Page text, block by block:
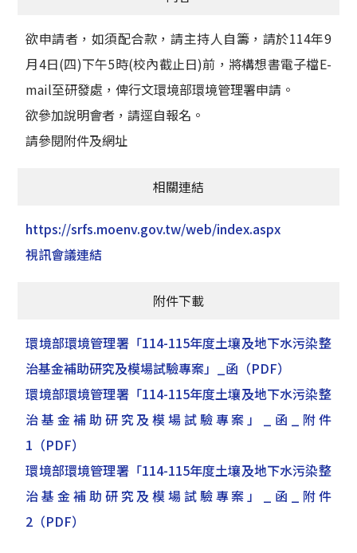
欲申請者，如須配合款，請主持人自籌，請於114年9
月4日(四)下午5時(校內截止日)前，將構想書電子檔E-
mail至研發處，俾行文環境部環境管理署申請。
欲參加說明會者，請逕自報名。
請參閱附件及網址
相關連結
https://srfs.moenv.gov.tw/web/index.aspx
視訊會議連結
附件下載
環境部環境管理署「114-115年度土壤及地下水污染整
治基金補助研究及模場試驗專案」_函 （PDF）
環境部環境管理署「114-115年度土壤及地下水污染整
治基金補助研究及模場試驗專案」_函_附件
1 （PDF）
環境部環境管理署「114-115年度土壤及地下水污染整
治基金補助研究及模場試驗專案」_函_附件
2 （PDF）